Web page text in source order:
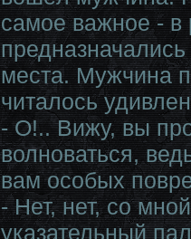
самое важное - в
места. Мужчина
читалось
- О!.. Вижу, вы
волноваться,
вам особых
- Нет, нет, со
указательный